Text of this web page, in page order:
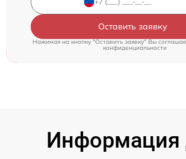
Оставить заявку
Нажимая на кнопку "Оставить заявку" Вы
конфиденциальности
Информация